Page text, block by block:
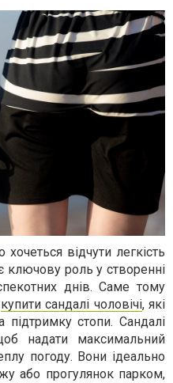
відчути легкість
ключову роль у створенні
днів. Саме тому
купити сандалі чоловічі, які
підтримку стопи. Сандалі
надати максимальний
погоду. Вони ідеально
або прогулянок парком,